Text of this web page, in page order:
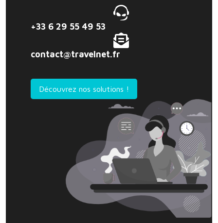
+33 6 29 55 49 53
contact@travelnet.fr
Découvrez nos solutions !